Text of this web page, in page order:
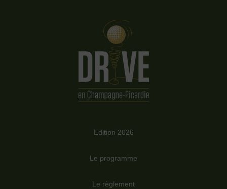
Edition 2026
Le programme
Le règlement